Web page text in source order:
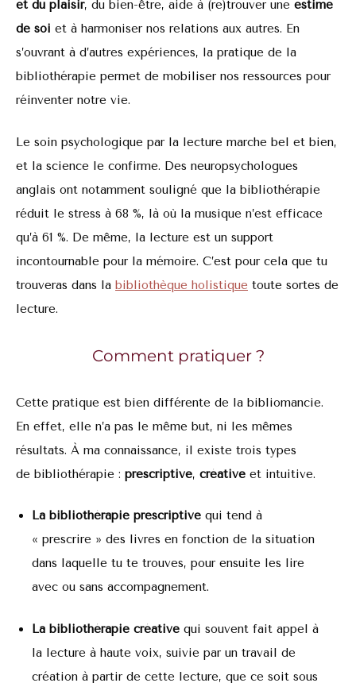
et du plaisir, du bien-être, aide à (re)trouver une estime
de soi et à harmoniser nos relations aux autres. En
s’ouvrant à d’autres expériences, la pratique de la
bibliothérapie permet de mobiliser nos ressources pour
réinventer notre vie.
Le soin psychologique par la lecture marche bel et bien,
et la science le confirme. Des neuropsychologues
anglais ont notamment souligné que la bibliothérapie
réduit le stress à 68 %, là où la musique n’est efficace
qu’à 61 %. De même, la lecture est un support
incontournable pour la mémoire. C’est pour cela que tu
trouveras dans la bibliothèque holistique toute sortes de
lecture.
Comment pratiquer ?
Cette pratique est bien différente de la bibliomancie.
En effet, elle n’a pas le même but, ni les mêmes
résultats. À ma connaissance, il existe trois types
de bibliothérapie : prescriptive, créative et intuitive.
La bibliothérapie prescriptive qui tend à
« prescrire » des livres en fonction de la situation
dans laquelle tu te trouves, pour ensuite les lire
avec ou sans accompagnement.
La bibliothérapie créative qui souvent fait appel à
la lecture à haute voix, suivie par un travail de
création à partir de cette lecture, que ce soit sous